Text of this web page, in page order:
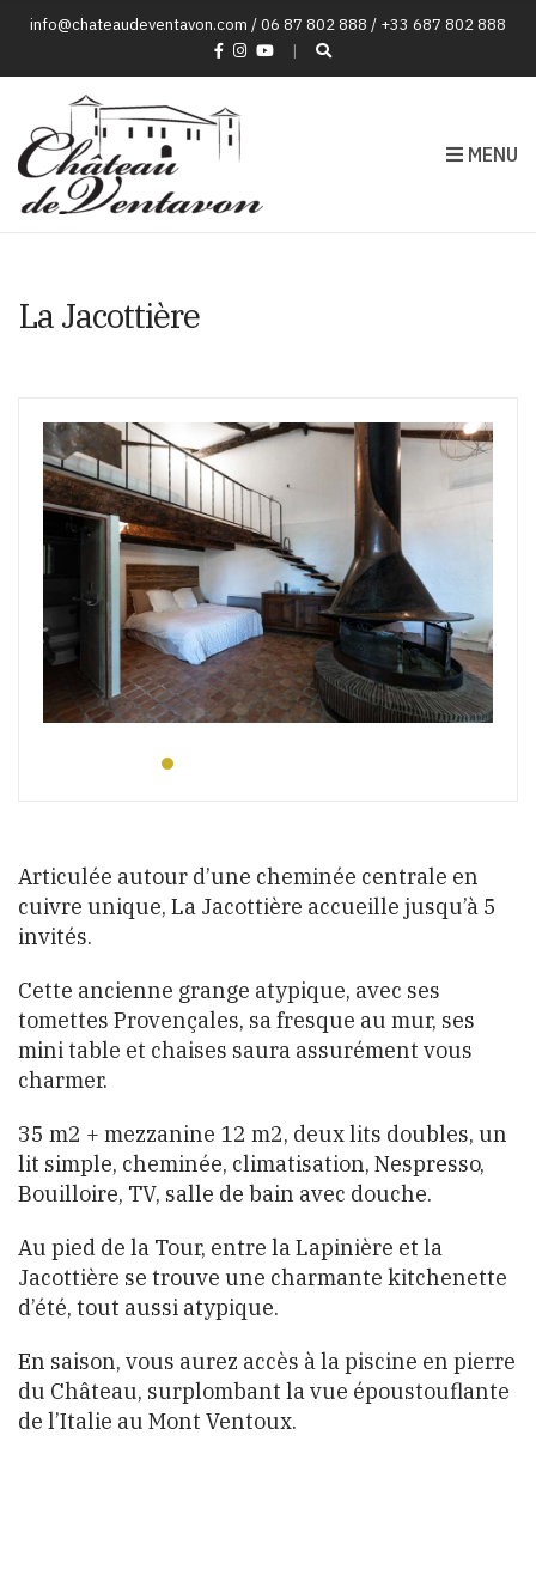
info@chateaudeventavon.com / 06 87 802 888 / +33 687 802 888
MENU
La Jacottière
Articulée autour d’une cheminée centrale en
cuivre unique, La Jacottière accueille jusqu’à 5
invités.
Cette ancienne grange atypique, avec ses
tomettes Provençales, sa fresque au mur, ses
mini table et chaises saura assurément vous
charmer.
35 m2 + mezzanine 12 m2, deux lits doubles, un
lit simple, cheminée, climatisation, Nespresso,
Bouilloire, TV, salle de bain avec douche.
Au pied de la Tour, entre la Lapinière et la
Jacottière se trouve une charmante kitchenette
d’été, tout aussi atypique.
En saison, vous aurez accès à la piscine en pierre
du Château, surplombant la vue époustouflante
de l’Italie au Mont Ventoux.